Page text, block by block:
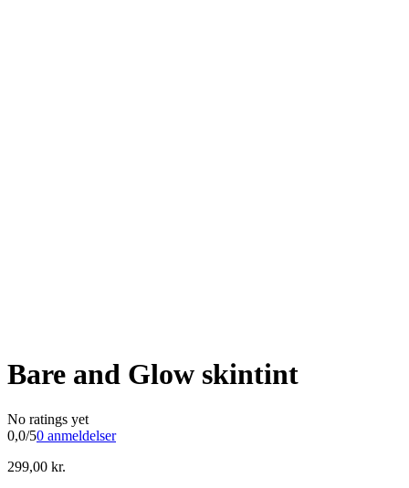
Bare and Glow skintint
No ratings yet
0,0/50 anmeldelser
299,00 kr.